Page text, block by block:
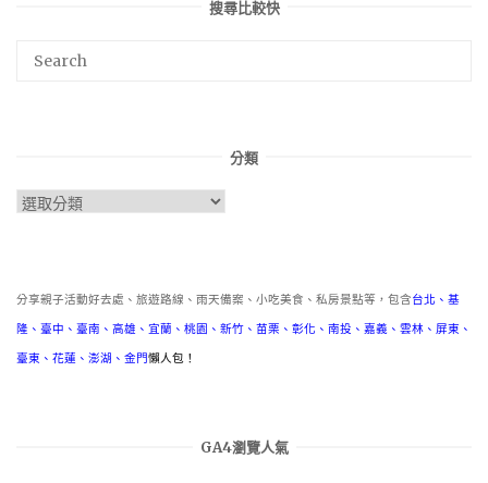
搜尋比較快
分類
分
分享親子活動好去處、旅遊路線、雨天備案、小吃美食、私房景點等，包含台北 、 基
隆 、 臺中 、 臺南 、 高雄 、 宜蘭 、 桃園 、 新竹 、 苗栗 、 彰化 、 南投 、 嘉義 、 雲林 、 屏東 、
臺東 、 花蓮 、 澎湖 、 金門懶人包！
GA4瀏覽人氣